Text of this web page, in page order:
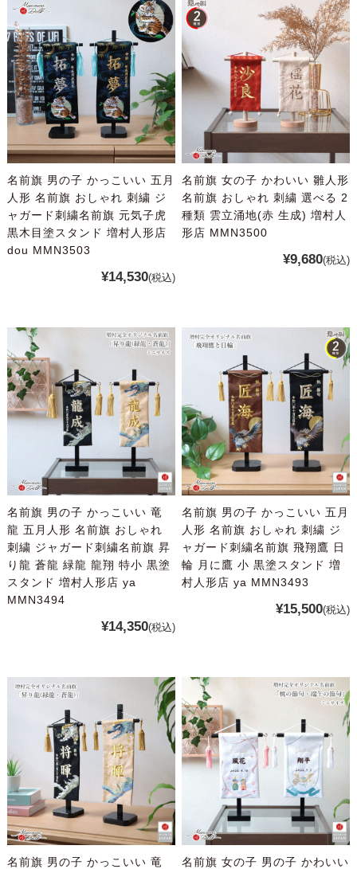
名前旗 男の子 かっこいい 五月
人形 名前旗 おしゃれ 刺繍 ジ
ャガード刺繍名前旗 元気子虎
黒木目塗スタンド 増村人形店
dou MMN3503
¥14,530(税込)
名前旗 女の子 かわいい 雛人形
名前旗 おしゃれ 刺繍 選べる 2
種類 雲立涌地(赤 生成) 増村人
形店 MMN3500
¥9,680(税込)
名前旗 男の子 かっこいい 竜
龍 五月人形 名前旗 おしゃれ
刺繍 ジャガード刺繍名前旗 昇
り龍 蒼龍 緑龍 龍翔 特小 黒塗
スタンド 増村人形店 ya
MMN3494
¥14,350(税込)
名前旗 男の子 かっこいい 五月
人形 名前旗 おしゃれ 刺繍 ジ
ャガード刺繍名前旗 飛翔鷹 日
輪 月に鷹 小 黒塗スタンド 増
村人形店 ya MMN3493
¥15,500(税込)
名前旗 男の子 かっこいい 竜
名前旗 女の子 男の子 かわいい